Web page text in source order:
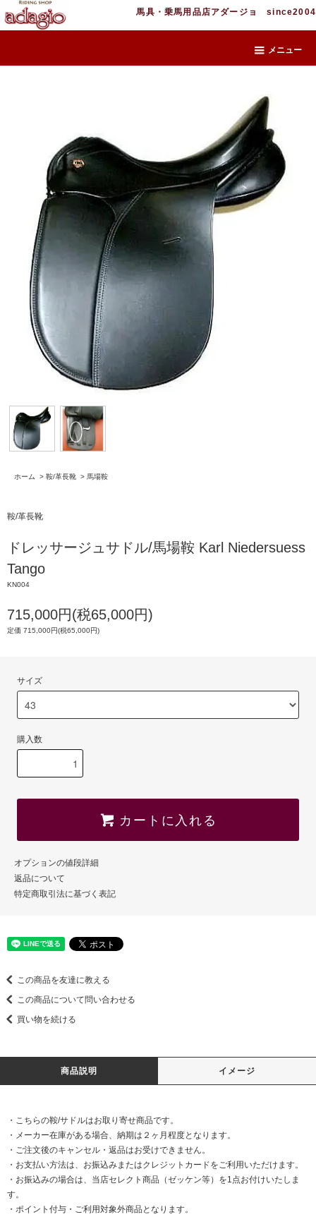
馬具・乗馬用品店アダージョ since2004
メニュー
ホーム > 鞍/革長靴 > 馬場鞍
鞍/革長靴
ドレッサージュサドル/馬場鞍 Karl Niedersuess
Tango
KN004
715,000円(税65,000円)
定価 715,000円(税65,000円)
サイズ
購入数
カートに入れる
オプションの値段詳細
返品について
特定商取引法に基づく表記
この商品を友達に教える
この商品について問い合わせる
買い物を続ける
商品説明 イメージ
・こちらの鞍/サドルはお取り寄せ商品です。
・メーカー在庫がある場合、納期は２ヶ月程度となります。
・ご注文後のキャンセル・返品はお受けできません。
・お支払い方法は、お振込みまたはクレジットカードをご利用いただけます。
・お振込みの場合は、当店セレクト商品（ゼッケン等）を1点お付けいたしま
す。
・ポイント付与・ご利用対象外商品となります。